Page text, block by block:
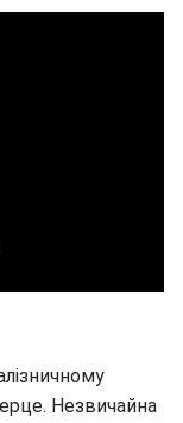
Незвичайна